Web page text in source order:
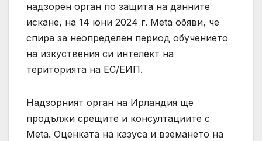
надзорен орган по защита на данните
искане, на 14 юни 2024 г. Meta обяви, че
спира за неопределен период обучението
на изкуствения си интелект на
територията на ЕС/ЕИП.
Надзорният орган на Ирландия ще
продължи срещите и консултациите с
Meta. Оценката на казуса и вземането на